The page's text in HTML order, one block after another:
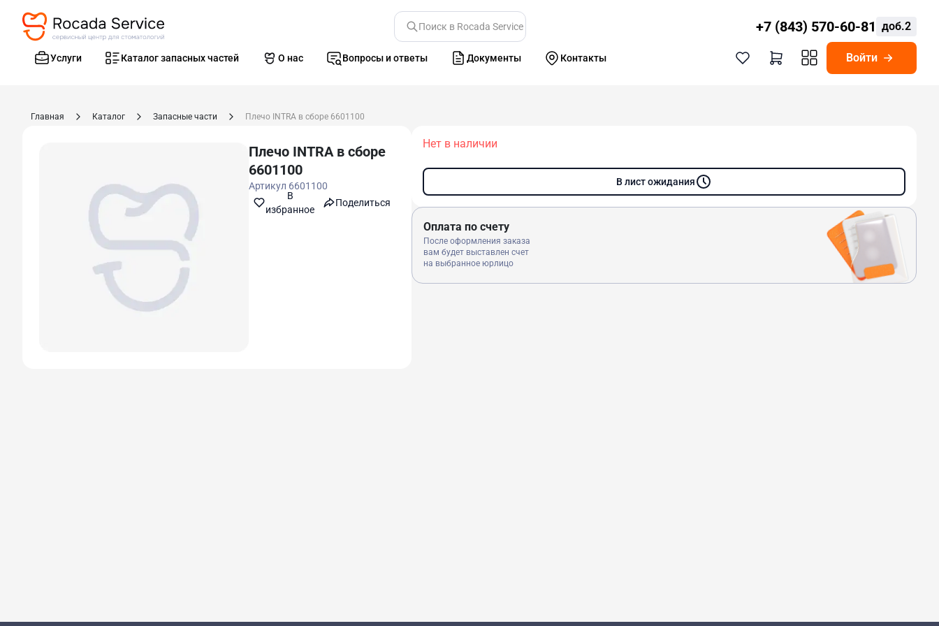
Поиск в Rocada Service +7 (843) 570-60-81 доб.2
Услуги Каталог запасных частей О нас Вопросы и ответы Документы Контакты Войти
Главная Каталог Запасные части Плечо INTRA в сборе 6601100
Плечо INTRA в сборе
6601100
Артикул 6601100
В
избранноe
Поделиться
Нет в наличии
В лист ожидания
Оплата по счету
После оформления заказа
вам будет выставлен счет
на выбранное юрлицо